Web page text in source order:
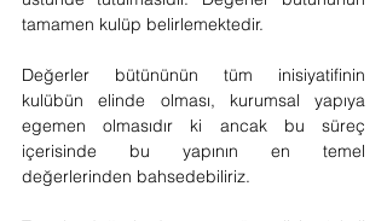
tamamen kulüp belirlemektedir.
Değerler bütününün tüm inisiyatifinin
kulübün elinde olması, kurumsal yapıya
egemen olmasıdır ki ancak bu süreç
içerisinde bu yapının en temel
değerlerinden bahsedebiliriz.